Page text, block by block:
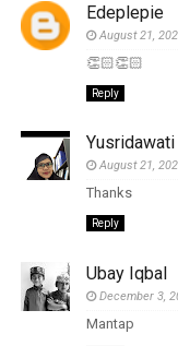
Edeplepie
August 21,
👏🏻👏🏻
Reply
August 21,
Thanks
Reply
Ubay Iqbal
December 3,
Mantap